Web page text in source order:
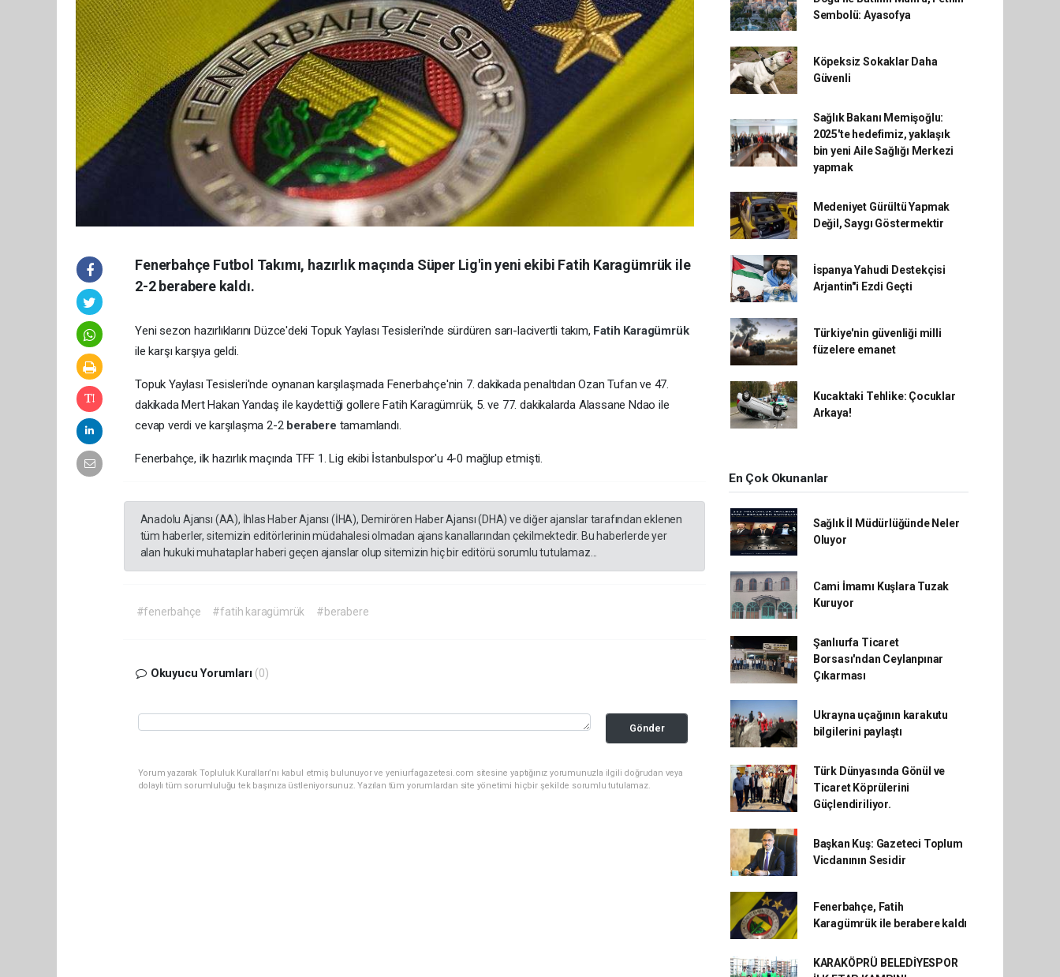
Fenerbahçe Futbol Takımı, hazırlık maçında Süper Lig'in yeni ekibi Fatih Karagümrük ile
2-2 berabere kaldı.
Yeni sezon hazırlıklarını Düzce'deki Topuk Yaylası Tesisleri'nde sürdüren sarı-lacivertli takım, Fatih Karagümrük
ile karşı karşıya geldi.
Topuk Yaylası Tesisleri'nde oynanan karşılaşmada Fenerbahçe'nin 7. dakikada penaltıdan Ozan Tufan ve 47.
dakikada Mert Hakan Yandaş ile kaydettiği gollere Fatih Karagümrük, 5. ve 77. dakikalarda Alassane Ndao ile
cevap verdi ve karşılaşma 2-2 berabere tamamlandı.
Fenerbahçe, ilk hazırlık maçında TFF 1. Lig ekibi İstanbulspor'u 4-0 mağlup etmişti.
Anadolu Ajansı (AA), İhlas Haber Ajansı (İHA), Demirören Haber Ajansı (DHA) ve diğer ajanslar tarafından eklenen
tüm haberler, sitemizin editörlerinin müdahalesi olmadan ajans kanallarından çekilmektedir. Bu haberlerde yer
alan hukuki muhataplar haberi geçen ajanslar olup sitemizin hiç bir editörü sorumlu tutulamaz...
#fenerbahçe #fatih karagümrük #berabere
Okuyucu Yorumları (0)
Gönder
Yorum yazarak Topluluk Kuralları’nı kabul etmiş bulunuyor ve yeniurfagazetesi.com sitesine yaptığınız yorumunuzla ilgili doğrudan veya
dolaylı tüm sorumluluğu tek başınıza üstleniyorsunuz. Yazılan tüm yorumlardan site yönetimi hiçbir şekilde sorumlu tutulamaz.
Sembolü: Ayasofya
Köpeksiz Sokaklar Daha
Güvenli
Sağlık Bakanı Memişoğlu:
2025'te hedefimiz, yaklaşık
bin yeni Aile Sağlığı Merkezi
yapmak
Medeniyet Gürültü Yapmak
Değil, Saygı Göstermektir
İspanya Yahudi Destekçisi
Arjantin"i Ezdi Geçti
Türkiye'nin güvenliği milli
füzelere emanet
Kucaktaki Tehlike: Çocuklar
Arkaya!
En Çok Okunanlar
Sağlık İl Müdürlüğünde Neler
Oluyor
Cami İmamı Kuşlara Tuzak
Kuruyor
Şanlıurfa Ticaret
Borsası'ndan Ceylanpınar
Çıkarması
Ukrayna uçağının karakutu
bilgilerini paylaştı
Türk Dünyasında Gönül ve
Ticaret Köprülerini
Güçlendiriliyor.
Başkan Kuş: Gazeteci Toplum
Vicdanının Sesidir
Fenerbahçe, Fatih
Karagümrük ile berabere kaldı
KARAKÖPRÜ BELEDİYESPOR